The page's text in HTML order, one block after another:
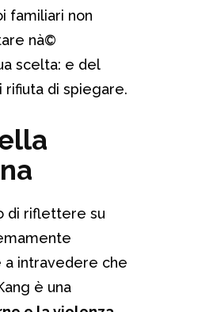
familiari non
nà©
scelta: e del
rifiuta di spiegare.
di riflettere su
a intravedere che
è una